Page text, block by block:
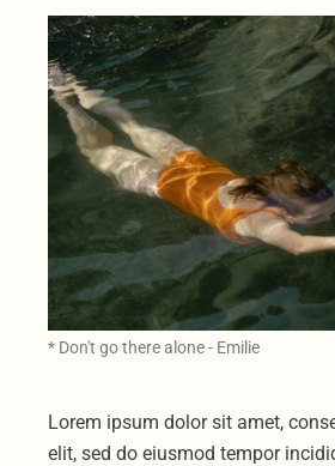
* Don't go there alone - Emilie
Lorem ipsum dolor sit amet,
elit, sed do eiusmod tempor